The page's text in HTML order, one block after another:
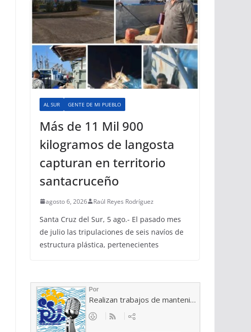
AL SUR GENTE DE MI PUEBLO
Más de 11 Mil 900
kilogramos de langosta
capturan en territorio
santacruceño
agosto 6, 2026 Raúl Reyes Rodríguez
Santa Cruz del Sur, 5 ago.- El pasado mes
de julio las tripulaciones de seis navíos de
estructura plástica, pertenecientes